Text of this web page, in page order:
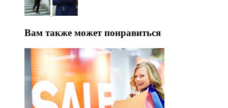
Вам также может понравиться